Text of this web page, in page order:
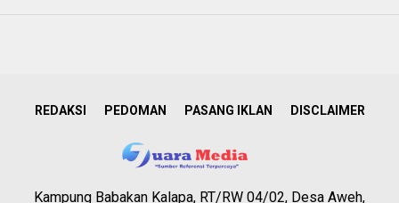
REDAKSI PEDOMAN PASANG IKLAN DISCLAIMER
Kampung Babakan Kalapa, RT/RW 04/02, Desa Aweh,